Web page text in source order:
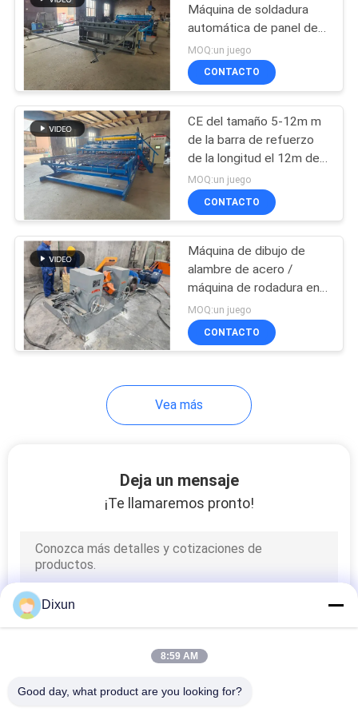
Soldadora de la
malla del rollo
máquina soldada
con autógena de la
malla de alambre
soldadora de rejilla
máquina del
alambre de púas de
la maquinilla de
afeitar
Máquina de soldadura
automática de panel de
malla de alambre de
cizallamiento
MOQ:un juego
CONTACTO
CE del tamaño 5-12m m
de la barra de refuerzo
de la longitud el 12m del
panel de malla que
refuerza la soldadora de
la malla
MOQ:un juego
CONTACTO
Máquina de dibujo de
alambre de acero /
máquina de rodadura en
frío de barras de acero
MOQ:un juego
CONTACTO
Vea más
Deja un mensaje
¡Te llamaremos pronto!
Dixun
8:59 AM
Good day, what product are you looking for?